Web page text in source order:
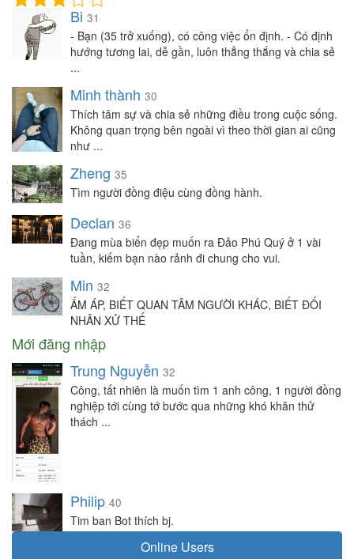
Bi 31
- Bạn (35 trở xuống), có công việc ổn định. - Có định
hướng tương lai, dễ gần, luôn thẳng thắng và chia sẻ
...
Minh thành 30
Thích tâm sự và chia sẻ những điều trong cuộc sống.
Không quan trọng bên ngoài vì theo thời gian ai cũng
như ...
Zheng 35
Tìm người đồng điệu cùng đồng hành.
Declan 36
Đang mùa biển đẹp muốn ra Đảo Phú Quý ở 1 vài
tuần, kiếm bạn nào rảnh đi chung cho vui.
Min 32
ẤM ÁP, BIẾT QUAN TÂM NGƯỜI KHÁC, BIẾT ĐỐI
NHÂN XỬ THẾ
Mới đăng nhập
Trung Nguyễn 32
Công, tất nhiên là muốn tìm 1 anh công, 1 người đồng
nghiệp tới cùng tớ bước qua những khó khăn thử
thách ...
Philip 40
Tim ban Bot thích bj.
Online Users